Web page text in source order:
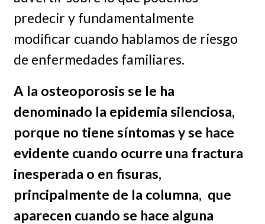
predecir y fundamentalmente
modificar cuando hablamos de riesgo
de enfermedades familiares.
A la osteoporosis se le ha
denominado la epidemia silenciosa,
porque no tiene síntomas y se hace
evidente cuando ocurre una fractura
inesperada o en fisuras,
principalmente de la columna, que
aparecen cuando se hace alguna